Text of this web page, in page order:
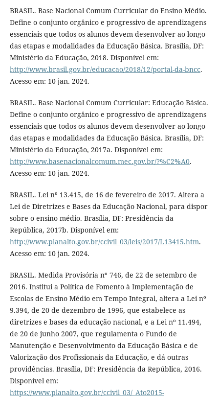
BRASIL. Base Nacional Comum Curricular do Ensino Médio.
Define o conjunto orgânico e progressivo de aprendizagens
essenciais que todos os alunos devem desenvolver ao longo
das etapas e modalidades da Educação Básica. Brasília, DF:
Ministério da Educação, 2018. Disponível em:
http://www.brasil.gov.br/educacao/2018/12/portal-da-bncc.
Acesso em: 10 jan. 2024.
BRASIL. Base Nacional Comum Curricular: Educação Básica.
Define o conjunto orgânico e progressivo de aprendizagens
essenciais que todos os alunos devem desenvolver ao longo
das etapas e modalidades da Educação Básica. Brasília, DF:
Ministério da Educação, 2017a. Disponível em:
http://www.basenacionalcomum.mec.gov.br/?%C2%A0.
Acesso em: 10 jan. 2024.
BRASIL. Lei nº 13.415, de 16 de fevereiro de 2017. Altera a
Lei de Diretrizes e Bases da Educação Nacional, para dispor
sobre o ensino médio. Brasília, DF: Presidência da
República, 2017b. Disponível em:
http://www.planalto.gov.br/ccivil_03/leis/2017/L13415.htm.
Acesso em: 10 jan. 2024.
BRASIL. Medida Provisória nº 746, de 22 de setembro de
2016. Institui a Política de Fomento à Implementação de
Escolas de Ensino Médio em Tempo Integral, altera a Lei nº
9.394, de 20 de dezembro de 1996, que estabelece as
diretrizes e bases da educação nacional, e a Lei nº 11.494,
de 20 de junho 2007, que regulamenta o Fundo de
Manutenção e Desenvolvimento da Educação Básica e de
Valorização dos Profissionais da Educação, e dá outras
providências. Brasília, DF: Presidência da República, 2016.
Disponível em:
https://www.planalto.gov.br/ccivil_03/_Ato2015-